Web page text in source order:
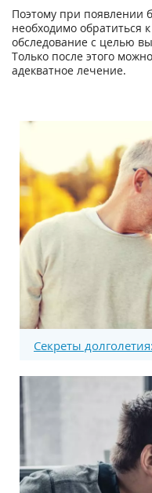
Поэтому при появлении
необходимо обратиться
обследование с целью
Только после этого
адекватное лечение.
Секреты